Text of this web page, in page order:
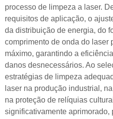
processo de limpeza a laser.
requisitos de aplicação, o
da distribuição de energia, do
comprimento de onda do laser
máximo, garantindo a
danos desnecessários. Ao
estratégias de limpeza
laser na produção industrial,
na proteção de relíquias
significativamente